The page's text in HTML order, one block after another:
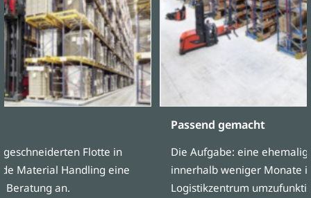
Flotte in
Material Handling eine
Beratung an.
Passend gemacht
Die Aufgabe: eine
innerhalb weniger Monate
Logistikzentrum